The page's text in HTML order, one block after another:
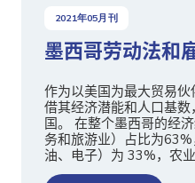
2021年05月刊
墨西哥劳动法和
作为以美国为最大贸易
借其经济潜能和人口基
国。 在整个墨西哥的经
务和旅游业）占比为
油、电子）为 33%，农业